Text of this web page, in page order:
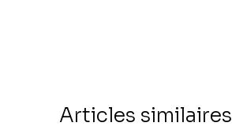
Articles similaires